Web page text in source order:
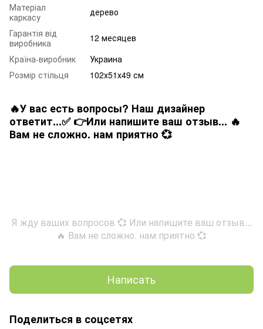
Матеріал
каркасу
дерево
Гарантія від
виробника
12 месяцев
Країна-виробник
Украина
Розмір стільця
102х51х49 см
🔥У вас есть вопросы? Наш дизайнер
ответит...✅ 👉Или напишите ваш отзыв... 🔥
Вам не сложно. нам приятно 💞
Я жду ваших вопросов 💞 Или напишите ваш отзыв...
🔥 Вам не сложно. нам приятно 💞
Написать
Поделиться в соцсетях